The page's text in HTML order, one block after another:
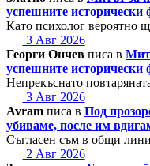
успешните
Като психолог вероятно
3 Авг 2026
Георги Ончев писа в
успешните
Непрекъснато
3 Авг 2026
Avram писа в Под
убиваме, после им
Съгласен съм в общи
2 Авг 2026